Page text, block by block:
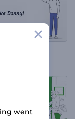
went